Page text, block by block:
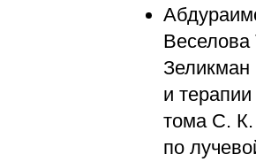
и
тома С. К.
по